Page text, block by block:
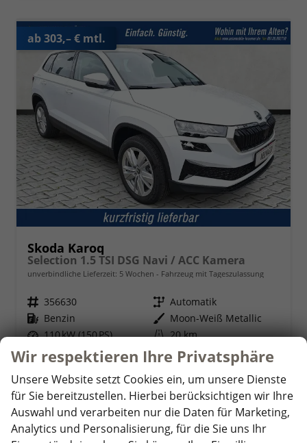
ab 303,– € mtl.
Skoda Karoq
Selection 1.5 TSI DSG Navi / ACC Kamera
unverbindliche Lieferzeit: 5 Wochen Fahrzeug mit Tageszulassung
Fahrzeugnr. 356630 Getriebe Automatik
Kraftstoff Benzin Außenfarbe Moon-Weiß Metallic
Leistung 110 kW (150 PS) Kilometerstand 20 km
01.02.2026
31.284,– €
incl. 19% MwSt.
Details
Verbrauch kombiniert:6,20 l/100km
CO2 -Klasse:
CO -Emissionen:140,00 g/km
Wir respektieren Ihre Privatsphäre
Unsere Website setzt Cookies ein, um unsere Dienste
für Sie bereitzustellen. Hierbei berücksichtigen wir Ihre
Auswahl und verarbeiten nur die Daten für Marketing,
Analytics und Personalisierung, für die Sie uns Ihr